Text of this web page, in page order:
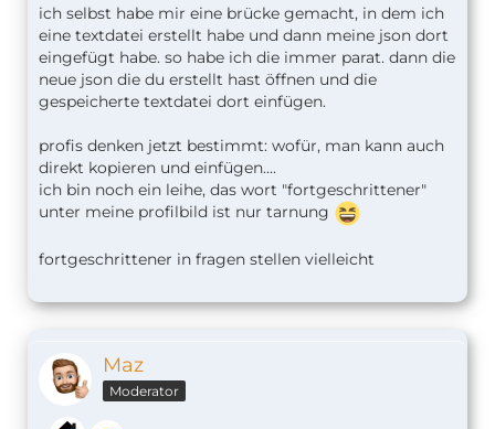
ich selbst habe mir eine brücke gemacht, in dem ich
eine textdatei erstellt habe und dann meine json dort
eingefügt habe. so habe ich die immer parat. dann die
neue json die du erstellt hast öffnen und die
gespeicherte textdatei dort einfügen.
profis denken jetzt bestimmt: wofür, man kann auch
direkt kopieren und einfügen....
ich bin noch ein leihe, das wort "fortgeschrittener"
unter meine profilbild ist nur tarnung
fortgeschrittener in fragen stellen vielleicht
Maz
Moderator